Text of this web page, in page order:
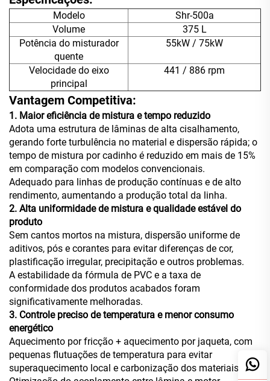
Modelo
Shr-500a
Volume
375 L
Potência do misturador
quente
55kW / 75kW
Velocidade do eixo
principal
441 / 886 rpm
Vantagem Competitiva:
1. Maior eficiência de mistura e tempo reduzido
Adota uma estrutura de lâminas de alta cisalhamento,
gerando forte turbulência no material e dispersão rápida; o
tempo de mistura por cadinho é reduzido em mais de 15%
em comparação com modelos convencionais.
Adequado para linhas de produção contínuas e de alto
rendimento, aumentando a produção total da linha.
2. Alta uniformidade de mistura e qualidade estável do
produto
Sem cantos mortos na mistura, dispersão uniforme de
aditivos, pós e corantes para evitar diferenças de cor,
plastificação irregular, precipitação e outros problemas.
A estabilidade da fórmula de PVC e a taxa de
conformidade dos produtos acabados foram
significativamente melhoradas.
3. Controle preciso de temperatura e menor consumo
energético
Aquecimento por fricção + aquecimento por jaqueta, com
pequenas flutuações de temperatura para evitar
superaquecimento local e carbonização dos materiais.